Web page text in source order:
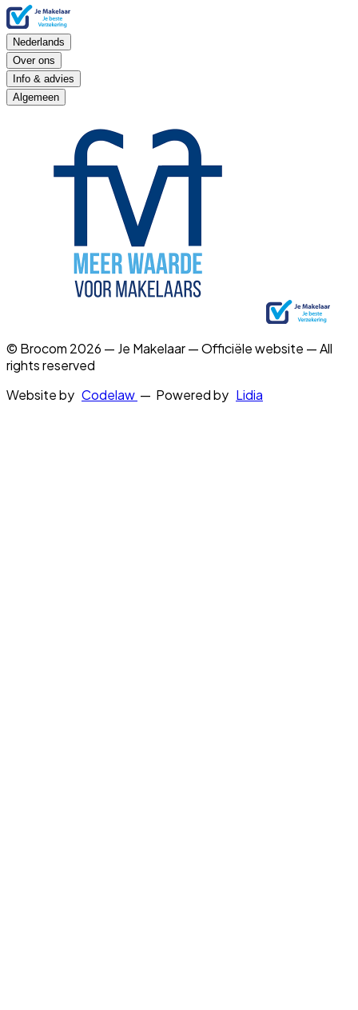
Nederlands
Over ons
Info & advies
Algemeen
© Brocom 2026 — Je Makelaar — Officiële website — All
rights reserved
Website by Codelaw — Powered by Lidia